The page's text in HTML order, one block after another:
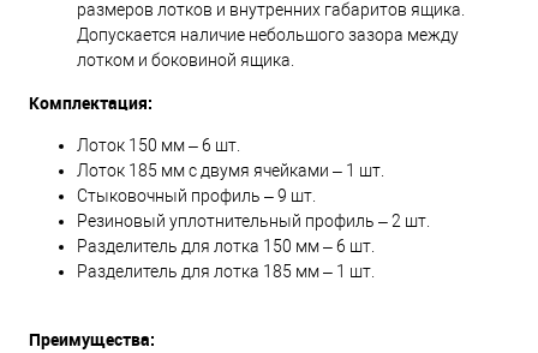
размеров лотков и внутренних габаритов ящика.
Допускается наличие небольшого зазора между
лотком и боковиной ящика.
Комплектация:
Лоток 150 мм – 6 шт.
Лоток 185 мм с двумя ячейками – 1 шт.
Стыковочный профиль – 9 шт.
Резиновый уплотнительный профиль – 2 шт.
Разделитель для лотка 150 мм – 6 шт.
Разделитель для лотка 185 мм – 1 шт.
Преимущества: